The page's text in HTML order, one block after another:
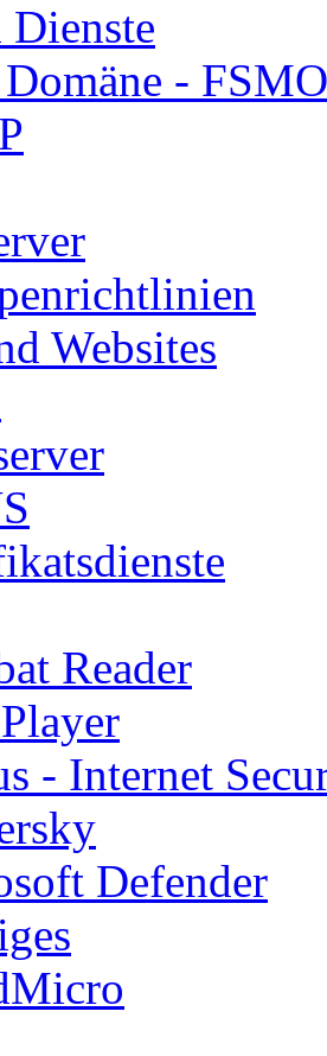
- FSMO
Websites
Reader
- Internet
Defender